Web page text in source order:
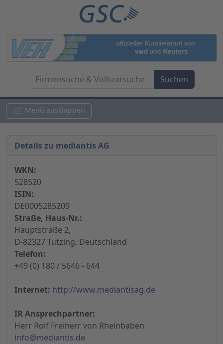
Menü ausklappen
Details zu mediantis AG
WKN:
528520
ISIN:
DE0005285209
Straße, Haus-Nr.:
Hauptstraße 2,
D-82327 Tutzing, Deutschland
Telefon:
+49 (0) 180 / 5646 - 644
Internet: http://www.mediantisag.de
IR Ansprechpartner:
Herr Rolf Freiherr von Rheinbaben
info@mediantis.de